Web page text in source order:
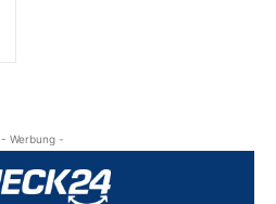
- Werbung -